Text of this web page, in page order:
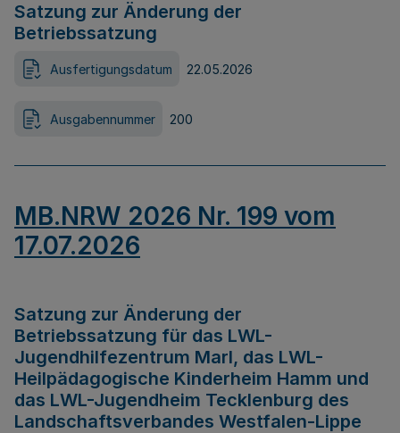
Satzung zur Änderung der
Betriebssatzung
Ausfertigungsdatum 22.05.2026
Ausgabennummer 200
MB.NRW 2026 Nr. 199 vom
17.07.2026
Satzung zur Änderung der
Betriebssatzung für das LWL-
Jugendhilfezentrum Marl, das LWL-
Heilpädagogische Kinderheim Hamm und
das LWL-Jugendheim Tecklenburg des
Landschaftsverbandes Westfalen-Lippe